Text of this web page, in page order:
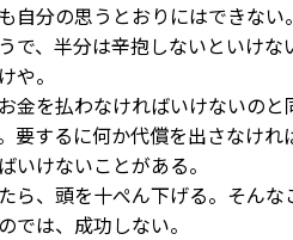
自分の思うとおりにはできない。
で、半分は辛抱しないといけ
や。
金を払わなければいけないのと
要するに何か代償を出さなけれ
いけないことがある。
ら、頭を十ぺん下げる。そん
では、成功しない。